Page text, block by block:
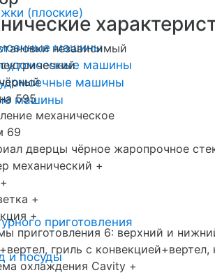
(плоские)
машины
машины
машины
машины
приготовления
и посуды
независимый
595
механическое
69
дверцы чёрное жаропрочное
механический +
+
+
приготовления 6: верхний и
гриль с
охлаждения Cavity +